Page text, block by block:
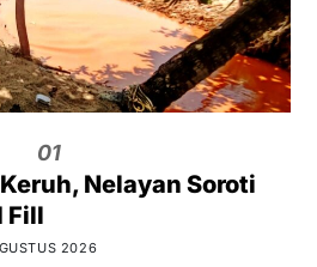
01
Nelayan Soroti
Fill
2026